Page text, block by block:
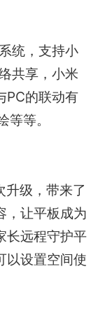
统，支持小
共享，小米
PC的联动有
等。
级，带来了
，让平板成为
长远程守护平
以设置空间使